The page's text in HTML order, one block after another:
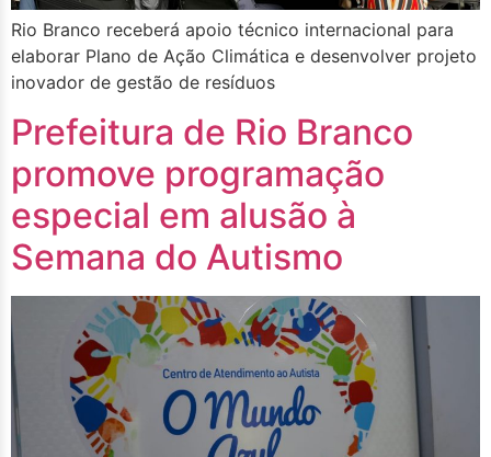
Rio Branco receberá apoio técnico internacional para
elaborar Plano de Ação Climática e desenvolver projeto
inovador de gestão de resíduos
Prefeitura de Rio Branco
promove programação
especial em alusão à
Semana do Autismo